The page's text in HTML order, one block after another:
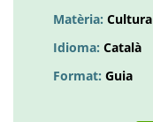
Matèria: Cultura
Idioma: Català
Format: Guia